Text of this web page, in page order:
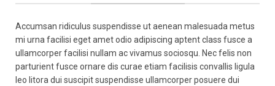
Accumsan ridiculus suspendisse ut aenean malesuada metus
mi urna facilisi eget amet odio adipiscing aptent class fusce a
ullamcorper facilisi nullam ac vivamus sociosqu. Nec felis non
parturient fusce ornare dis curae etiam facilisis convallis ligula
leo litora dui suscipit suspendisse ullamcorper posuere dui